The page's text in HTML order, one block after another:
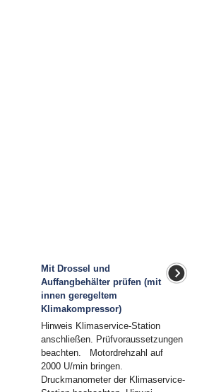
Mit Drossel und
Auffangbehälter prüfen (mit
innen geregeltem
Klimakompressor)
Hinweis Klimaservice-Station
anschließen. Prüfvoraussetzungen
beachten. Motordrehzahl auf
2000 U/min bringen.
Druckmanometer der Klimaservice-